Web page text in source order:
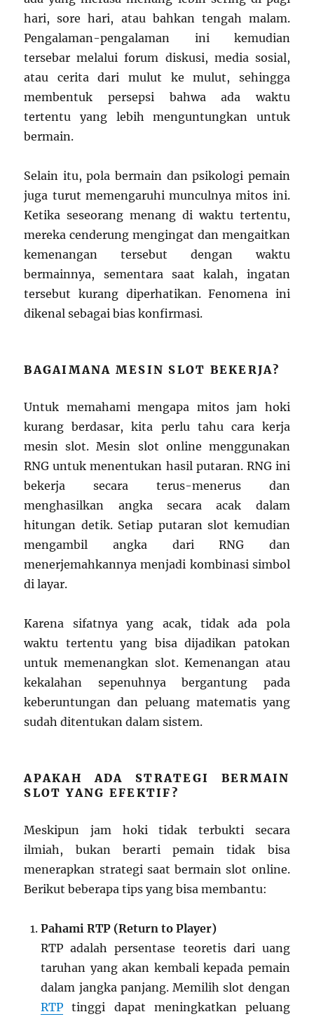
hari, sore hari, atau bahkan tengah malam.
Pengalaman-pengalaman ini kemudian
tersebar melalui forum diskusi, media sosial,
atau cerita dari mulut ke mulut, sehingga
membentuk persepsi bahwa ada waktu
tertentu yang lebih menguntungkan untuk
bermain.
Selain itu, pola bermain dan psikologi pemain
juga turut memengaruhi munculnya mitos ini.
Ketika seseorang menang di waktu tertentu,
mereka cenderung mengingat dan mengaitkan
kemenangan tersebut dengan waktu
bermainnya, sementara saat kalah, ingatan
tersebut kurang diperhatikan. Fenomena ini
dikenal sebagai bias konfirmasi.
BAGAIMANA MESIN SLOT BEKERJA?
Untuk memahami mengapa mitos jam hoki
kurang berdasar, kita perlu tahu cara kerja
mesin slot. Mesin slot online menggunakan
RNG untuk menentukan hasil putaran. RNG ini
bekerja secara terus-menerus dan
menghasilkan angka secara acak dalam
hitungan detik. Setiap putaran slot kemudian
mengambil angka dari RNG dan
menerjemahkannya menjadi kombinasi simbol
di layar.
Karena sifatnya yang acak, tidak ada pola
waktu tertentu yang bisa dijadikan patokan
untuk memenangkan slot. Kemenangan atau
kekalahan sepenuhnya bergantung pada
keberuntungan dan peluang matematis yang
sudah ditentukan dalam sistem.
APAKAH ADA STRATEGI BERMAIN
SLOT YANG EFEKTIF?
Meskipun jam hoki tidak terbukti secara
ilmiah, bukan berarti pemain tidak bisa
menerapkan strategi saat bermain slot online.
Berikut beberapa tips yang bisa membantu:
Pahami RTP (Return to Player)
RTP adalah persentase teoretis dari uang
taruhan yang akan kembali kepada pemain
dalam jangka panjang. Memilih slot dengan
RTP tinggi dapat meningkatkan peluang